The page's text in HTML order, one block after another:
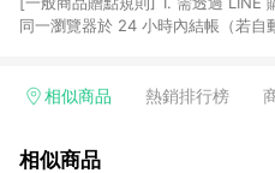
同一瀏覽器於 24 小時內結帳（若
回饋訂單不得享有 Pinkoi 站方優惠
行為，不具贈點資格，部分退款不在
相似商品 熱銷排行榜
相似商品